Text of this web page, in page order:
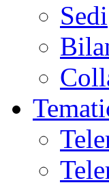
Sedi